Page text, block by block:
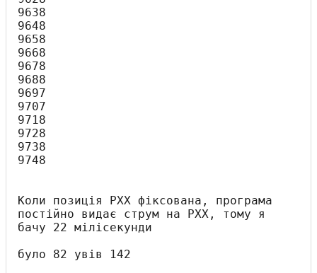
9638
9648
9658
9668
9678
9688
9697
9707
9718
9728
9738
9748
Коли позиція РХХ фіксована, програма
постійно видає струм на РХХ, тому я
бачу 22 мілісекунди
було 82 увів 142